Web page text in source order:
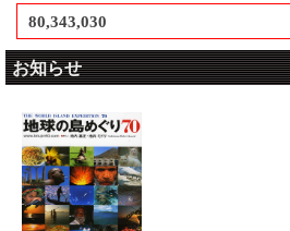
80,343,030
お知らせ